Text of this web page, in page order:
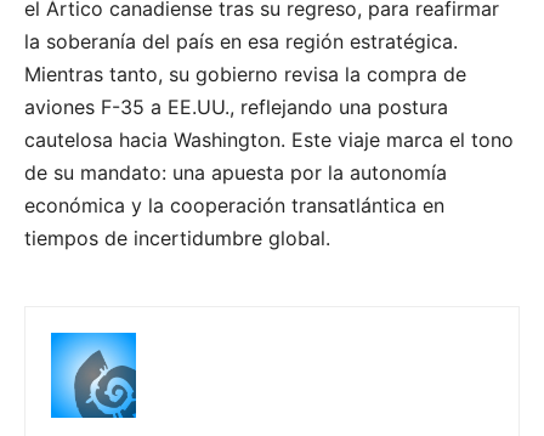
el Ártico canadiense tras su regreso, para reafirmar
la soberanía del país en esa región estratégica.
Mientras tanto, su gobierno revisa la compra de
aviones F-35 a EE.UU., reflejando una postura
cautelosa hacia Washington. Este viaje marca el tono
de su mandato: una apuesta por la autonomía
económica y la cooperación transatlántica en
tiempos de incertidumbre global.